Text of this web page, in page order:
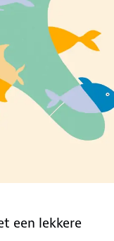
een lekkere